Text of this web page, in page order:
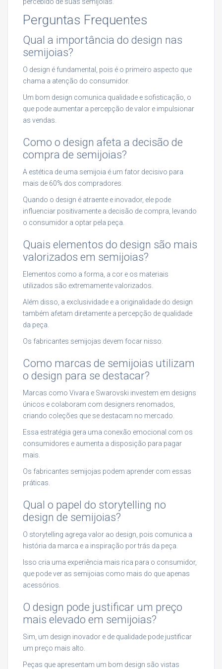
Perguntas Frequentes
Qual a importância do design nas
semijoias?
O design é fundamental, pois é o primeiro aspecto que
chama a atenção do consumidor.
Um bom design comunica qualidade e sofisticação, o
que pode aumentar a percepção de valor e impulsionar
as vendas.
Como o design afeta a decisão de
compra de semijoias?
A estética de uma semijoia é um fator decisivo para
mais de 60% dos compradores.
Quando o design é atraente e inovador, ele pode
influenciar positivamente a decisão de compra, levando
o consumidor a optar pela peça.
Quais elementos do design são mais
valorizados em semijoias?
Elementos como a forma, a cor e os materiais
utilizados são extremamente valorizados.
Além disso, a exclusividade e a originalidade do design
também afetam diretamente a percepção de qualidade
da peça.
Os fabricantes semijojas devem focar nisso.
Como marcas de semijoias utilizam
o design para se destacar?
Marcas como Vivara e Swarovski investem em designs
únicos e colaboram com designers renomados,
criando coleções que se destacam no mercado.
Essa estratégia gera uma conexão emocional com os
consumidores e aumenta a disposição para pagar
mais.
Os fabricantes semijojas podem aprender com essas
práticas.
Qual o papel do storytelling no
design de semijoias?
O storytelling agrega valor ao design, pois comunica a
história da marca e a inspiração por trás da peça.
Isso cria uma experiência mais rica para o consumidor,
que pode ver as semijoias como mais do que apenas
acessórios.
O design pode justificar um preço
mais elevado em semijoias?
Sim, um design inovador e de qualidade pode justificar
um preço mais alto.
Peças que apresentam um bom design são vistas